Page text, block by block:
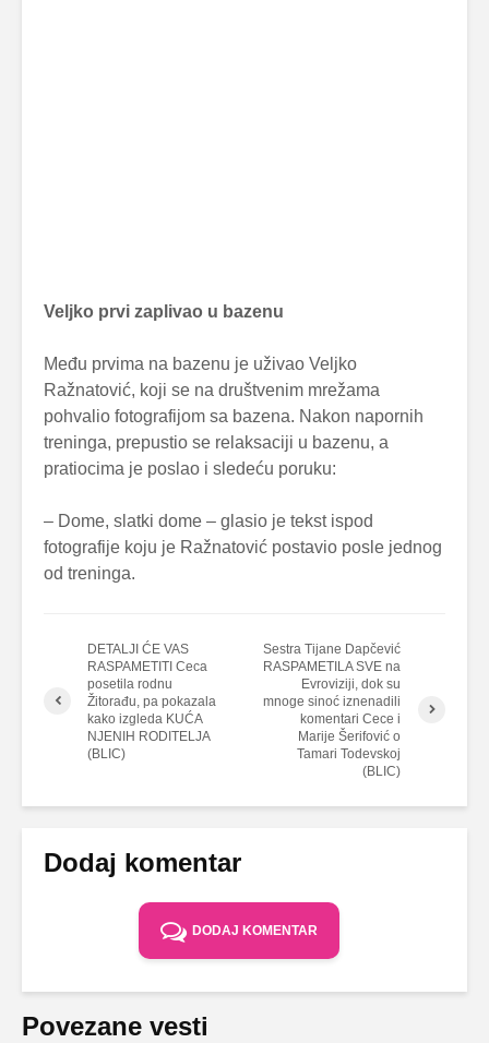
Veljko prvi zaplivao u bazenu
Među prvima na bazenu je uživao Veljko
Ražnatović, koji se na društvenim mrežama
pohvalio fotografijom sa bazena. Nakon napornih
treninga, prepustio se relaksaciji u bazenu, a
pratiocima je poslao i sledeću poruku:
– Dome, slatki dome – glasio je tekst ispod
fotografije koju je Ražnatović postavio posle jednog
od treninga.
DETALJI ĆE VAS
RASPAMETITI Ceca
posetila rodnu
Žitorađu, pa pokazala
kako izgleda KUĆA
NJENIH RODITELJA
(BLIC)
Sestra Tijane Dapčević
RASPAMETILA SVE na
Evroviziji, dok su
mnoge sinoć iznenadili
komentari Cece i
Marije Šerifović o
Tamari Todevskoj
(BLIC)
Dodaj komentar
DODAJ KOMENTAR
Povezane vesti